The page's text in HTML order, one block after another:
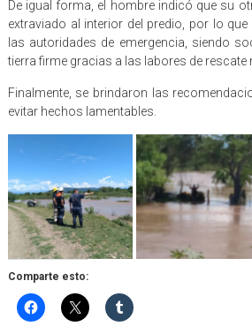
De igual forma, el hombre indicó que su
extraviado al interior del predio, por lo
las autoridades de emergencia, siendo
tierra firme gracias a las labores de rescate
Finalmente, se brindaron las
evitar hechos lamentables.
Comparte esto: